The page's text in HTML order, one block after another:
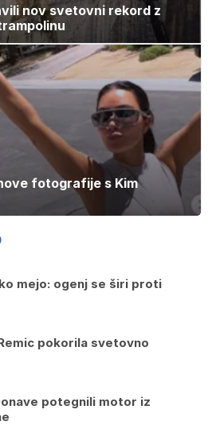
nov svetovni rekord z
fotografije s Kim
mejo: ogenj se širi proti
pokorila svetovno
potegnili motor iz